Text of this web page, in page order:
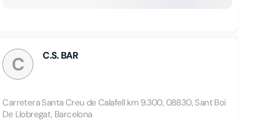
C C.S. BAR
Carretera Santa Creu de Calafell km 9.300, 08830, Sant Boi
De Llobregat, Barcelona